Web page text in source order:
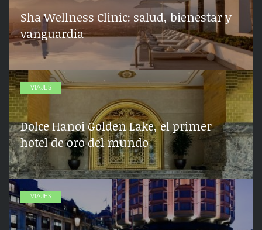
Sha Wellness Clinic: salud, bienestar y
vanguardia
VIAJES
Dolce Hanoi Golden Lake, el primer
hotel de oro del mundo
VIAJES